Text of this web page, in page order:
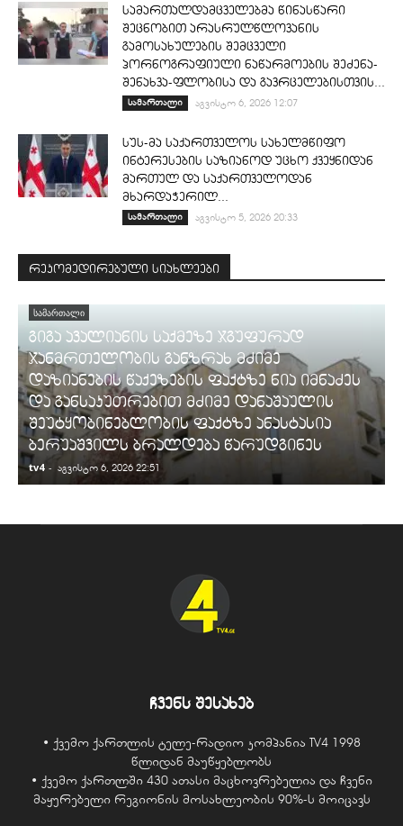
სამართალდამცველებმა წინასწარი
შეცნობით არასრულწლოვანის
გამოსახულების შემცველი
პორნოგრაფიული ნაწარმოების შეძენა-
შენახვა-ფლობისა და გავრცელებისთვის...
სამართალი აგვისტო 6, 2026 12:07
სუს-მა საქართველოს სახელმწიფო
ინტერესების საზიანოდ უცხო ქვეყნიდან
მართულ და საქართველოდან
მხარდაჭერილ...
სამართალი აგვისტო 5, 2026 20:33
რეკომედირებული სიახლეები
ᲡᲐᲛᲐᲠᲗᲐᲚᲘ
გიგა ავალიანის საქმეზე ჯგუფურად
ჯანმრთელობის განზრახ მძიმე
დაზიანების წაქეზების ფაქტზე ნია იმნაძეს
და განსაკუთრებით მძიმე დანაშაულის
შეუტყობინებლობის ფაქტზე ანასტასია
ბერუაშვილს ბრალდება წარუდგინეს
tv4 - აგვისტო 6, 2026 22:51
ჩვენს შესახებ
• ქვემო ქართლის ტელე-რადიო კომპანია TV4 1998
წლიდან მაუწყებლობს
• ქვემო ქართლში 430 ათასი მაცხოვრებელია და ჩვენი
მაყურებელი რეგიონის მოსახლეობის 90%-ს მოიცავს